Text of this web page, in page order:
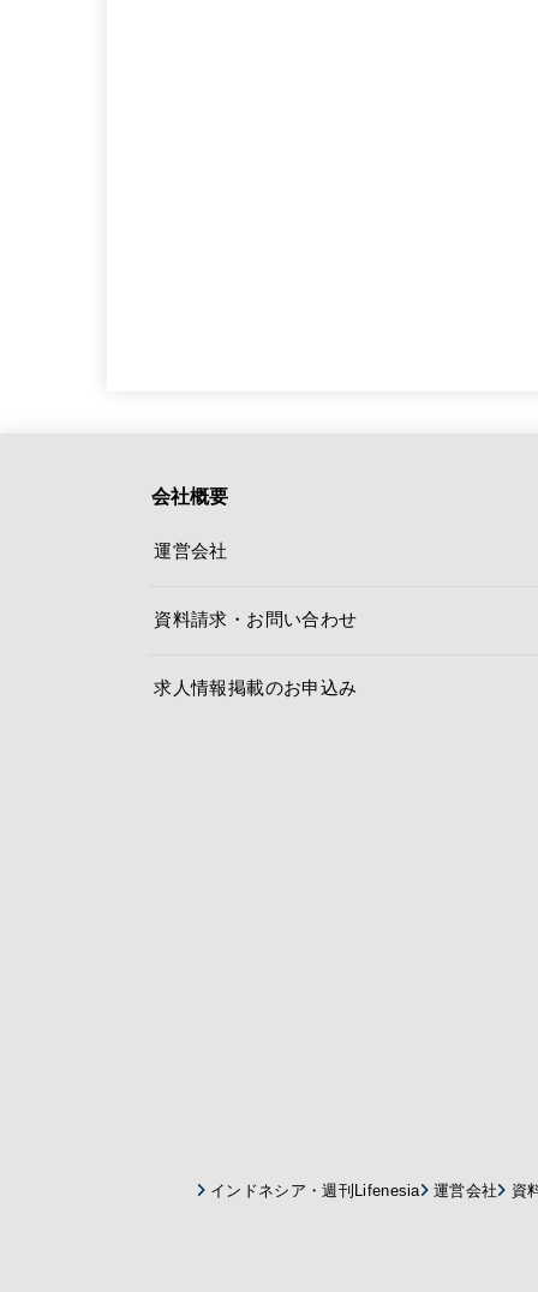
会社概要
運営会社
資料請求・お問い合わせ
求人情報掲載のお申込み
インドネシア・週刊Lifenesia 運営会社 資